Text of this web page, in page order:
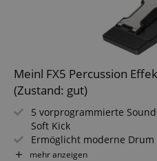
Meinl FX5 Percussion
(Zustand: gut)
5 vorprogrammierte
Soft Kick
Ermöglicht moderne Drum
Touch Sensitives Pedal
mehr anzeigen